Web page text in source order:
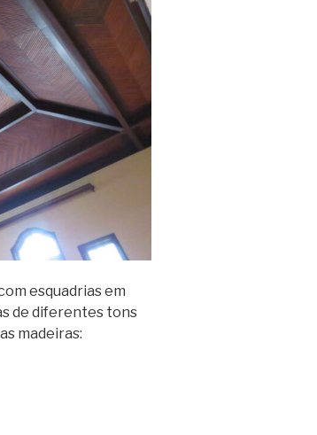
esquadrias em
de diferentes tons
madeiras: